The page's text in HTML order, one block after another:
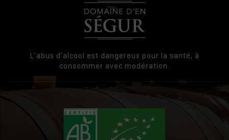
L'abus d'alcool est dangereux pour la santé, à
consommer avec modération.